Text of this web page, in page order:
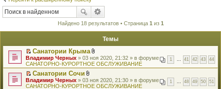
Найдено 18 результатов • Страница 1 из 1
Темы
П
е
р
е
й
т
Санатории Крыма
В
л
о
е
н
1 41 42 43 44
Владимир Черных » 03 ноя 2020, 21:32 » в форуме
САНАТОРНО-КУРОРТНОЕ ОБСЛУЖИВАНИЕ
П
е
Санатории Сочи
В
л
1 48 49 50 51
Владимир Черных » 03 ноя 2020, 21:30 » в форуме
САНАТОРНО-КУРОРТНОЕ ОБСЛУЖИВАНИЕ